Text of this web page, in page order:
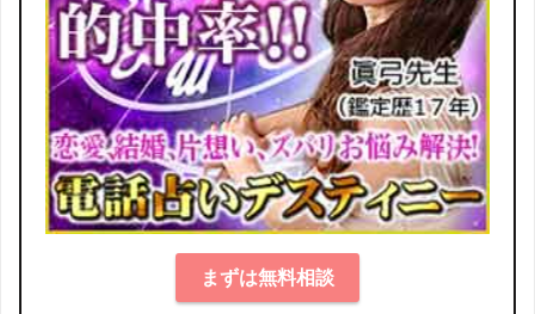
まずは無料相談